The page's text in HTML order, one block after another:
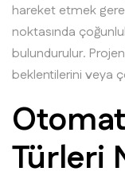
hareket etmek
noktasında
bulundurulur.
beklentilerini veya
Türleri